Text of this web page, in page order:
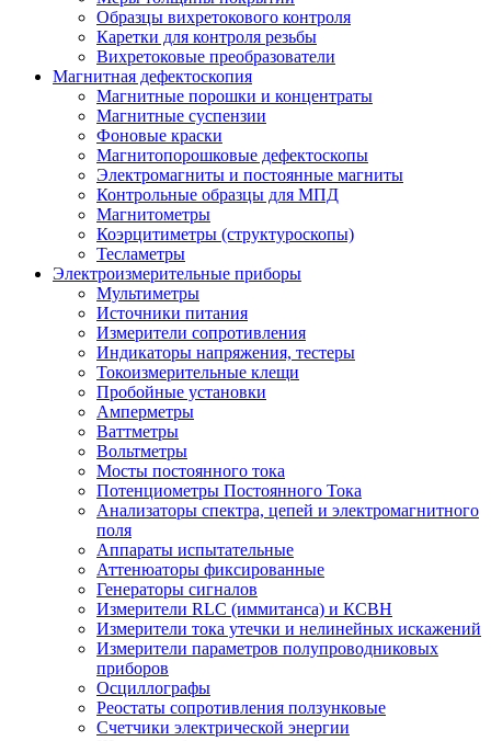
Образцы вихретокового контроля
Каретки для контроля резьбы
Вихретоковые преобразователи
Магнитная дефектоскопия
Магнитные порошки и концентраты
Магнитные суспензии
Фоновые краски
Магнитопорошковые дефектоскопы
Электромагниты и постоянные магниты
Контрольные образцы для МПД
Магнитометры
Коэрцитиметры (структуроскопы)
Тесламетры
Электроизмерительные приборы
Мультиметры
Источники питания
Измерители сопротивления
Индикаторы напряжения, тестеры
Токоизмерительные клещи
Пробойные установки
Амперметры
Ваттметры
Вольтметры
Мосты постоянного тока
Потенциометры Постоянного Тока
Анализаторы спектра, цепей и электромагнитного
поля
Аппараты испытательные
Аттенюаторы фиксированные
Генераторы сигналов
Измерители RLC (иммитанса) и КСВН
Измерители тока утечки и нелинейных искажений
Измерители параметров полупроводниковых
приборов
Осциллографы
Реостаты сопротивления ползунковые
Счетчики электрической энергии